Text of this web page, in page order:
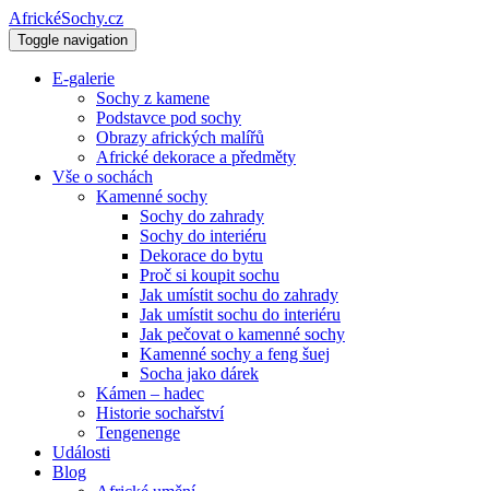
AfrickéSochy.cz
Toggle navigation
E-galerie
Sochy z kamene
Podstavce pod sochy
Obrazy afrických malířů
Africké dekorace a předměty
Vše o sochách
Kamenné sochy
Sochy do zahrady
Sochy do interiéru
Dekorace do bytu
Proč si koupit sochu
Jak umístit sochu do zahrady
Jak umístit sochu do interiéru
Jak pečovat o kamenné sochy
Kamenné sochy a feng šuej
Socha jako dárek
Kámen – hadec
Historie sochařství
Tengenenge
Události
Blog